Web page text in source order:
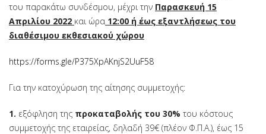
του παρακάτω συνδέσμου, μέχρι την Παρασκευή 15
Απριλίου 2022 και ώρα 12:00 ή έως εξαντλήσεως του
διαθέσιμου εκθεσιακού χώρου
https://forms.gle/P375XpAKnjS2UuF58
Για την κατοχύρωση της αίτησης συμμετοχής:
1. εξόφληση της προκαταβολής του 30% του κόστους
συμμετοχής της εταιρείας, δηλαδή 39€ (πλέον Φ.Π.Α.), έως 15